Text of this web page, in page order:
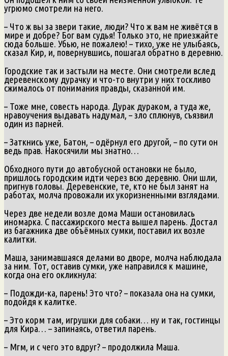
угрюмо смотрели на него.
– Что ж вы за звери такие, люди? Что ж вам не живётся в
мире и добре? Бог вам судья! Только это, не приезжайте
сюда больше. Убью, не пожалею! – тихо, уже не улыбаясь,
сказал Кир, и, повернувшись, пошагал обратно в деревню.
Городские так и застыли на месте. Они смотрели вслед
деревенскому дурачку и что-то внутри у них тоскливо
сжималось от понимания правды, сказанной им.
– Тоже мне, совесть народа. Дурак дураком, а туда же,
нравоучения выдавать надумал, – зло сплюнув, съязвил
один из парней.
– Заткнись уже, Батон, – одёрнул его другой, – по сути он
ведь прав. Накосячили мы знатно…
Обходного пути до автобусной остановки не было,
пришлось городским идти через всю деревню. Они шли,
пригнув головы. Деревенские, те, кто не был занят на
работах, молча провожали их укоризненными взглядами.
Через две недели возле дома Маши остановилась
иномарка. С пассажирского места вышел парень. Достал
из багажника две объёмных сумки, поставил их возле
калитки.
Маша, занимавшаяся делами во дворе, молча наблюдала
за ним. Тот, оставив сумки, уже направился к машине,
когда она его окликнула:
– Подожди-ка, парень! Это что? – показала она на сумки,
подойдя к калитке.
– Это корм там, игрушки для собаки… ну и так, гостинцы
для Кира… – запинаясь, ответил парень.
– Мгм, и с чего это вдруг? – продолжила Маша.